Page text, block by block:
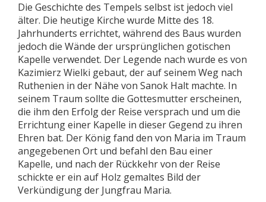
Die Geschichte des Tempels selbst ist jedoch viel
älter. Die heutige Kirche wurde Mitte des 18.
Jahrhunderts errichtet, während des Baus wurden
jedoch die Wände der ursprünglichen gotischen
Kapelle verwendet. Der Legende nach wurde es von
Kazimierz Wielki gebaut, der auf seinem Weg nach
Ruthenien in der Nähe von Sanok Halt machte. In
seinem Traum sollte die Gottesmutter erscheinen,
die ihm den Erfolg der Reise versprach und um die
Errichtung einer Kapelle in dieser Gegend zu ihren
Ehren bat. Der König fand den von Maria im Traum
angegebenen Ort und befahl den Bau einer
Kapelle, und nach der Rückkehr von der Reise
schickte er ein auf Holz gemaltes Bild der
Verkündigung der Jungfrau Maria.